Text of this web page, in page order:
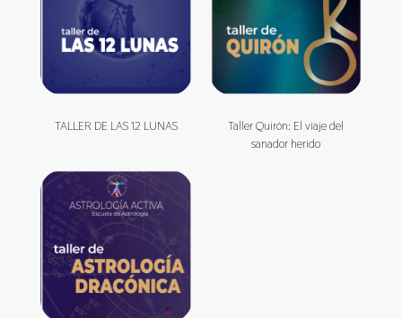
TALLER DE LAS 12 LUNAS
Taller Quirón: El viaje del
sanador herido